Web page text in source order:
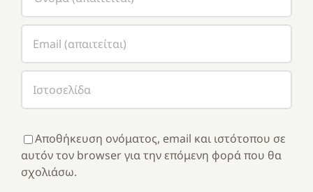
Αποθήκευση ονόματος, email και ιστότοπου σε
αυτόν τον browser για την επόμενη φορά που θα
σχολιάσω.